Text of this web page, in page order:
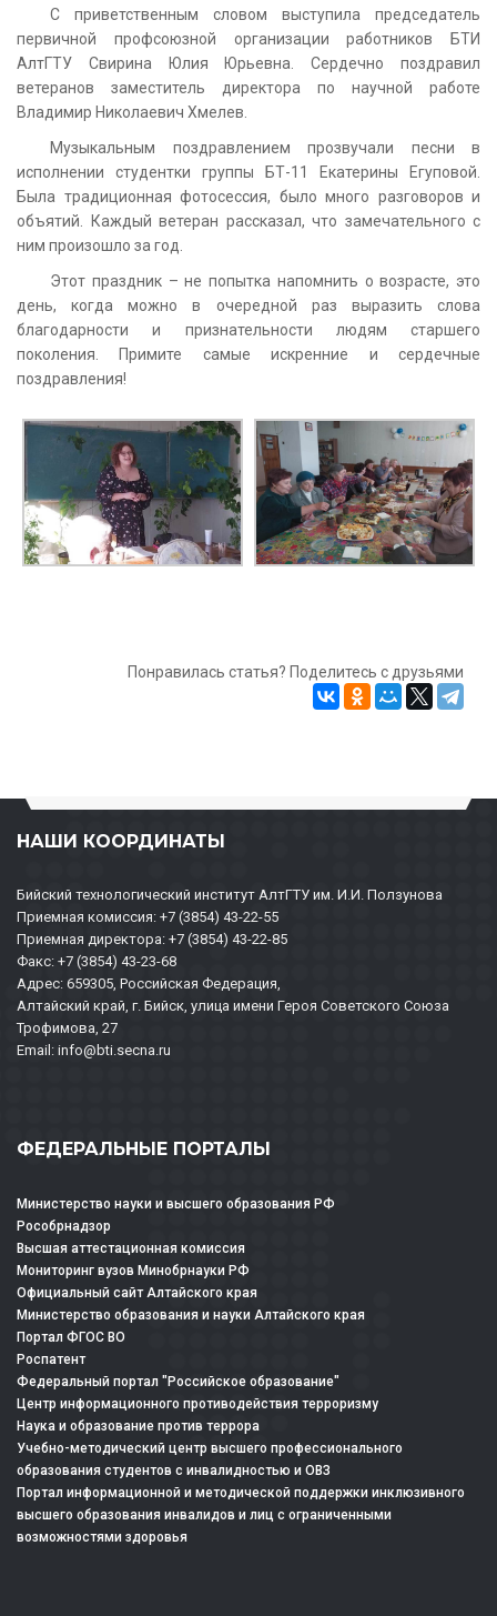
С приветственным словом выступила председатель
первичной профсоюзной организации работников БТИ
АлтГТУ Свирина Юлия Юрьевна. Сердечно поздравил
ветеранов заместитель директора по научной работе
Владимир Николаевич Хмелев.
Музыкальным поздравлением прозвучали песни в
исполнении студентки группы БТ-11 Екатерины Егуповой.
Была традиционная фотосессия, было много разговоров и
объятий. Каждый ветеран рассказал, что замечательного с
ним произошло за год.
Этот праздник – не попытка напомнить о возрасте, это
день, когда можно в очередной раз выразить слова
благодарности и признательности людям старшего
поколения. Примите самые искренние и сердечные
поздравления!
Понравилась статья? Поделитесь с друзьями
НАШИ КООРДИНАТЫ
Бийский технологический институт АлтГТУ им. И.И. Ползунова
Приемная комиссия: +7 (3854) 43-22-55
Приемная директора: +7 (3854) 43-22-85
Факс: +7 (3854) 43-23-68
Адрес: 659305, Российская Федерация,
Алтайский край, г. Бийск, улица имени Героя Советского Союза
Трофимова, 27
Email: info@bti.secna.ru
ФЕДЕРАЛЬНЫЕ ПОРТАЛЫ
Министерство науки и высшего образования РФ
Рособрнадзор
Высшая аттестационная комиссия
Мониторинг вузов Минобрнауки РФ
Официальный сайт Алтайского края
Министерство образования и науки Алтайского края
Портал ФГОС ВО
Роспатент
Федеральный портал "Российское образование"
Центр информационного противодействия терроризму
Наука и образование против террора
Учебно-методический центр высшего профессионального
образования студентов с инвалидностью и ОВЗ
Портал информационной и методической поддержки инклюзивного
высшего образования инвалидов и лиц с ограниченными
возможностями здоровья